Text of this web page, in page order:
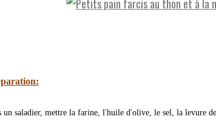
un saladier, mettre la farine, l'huile d'olive, le sel, la levure